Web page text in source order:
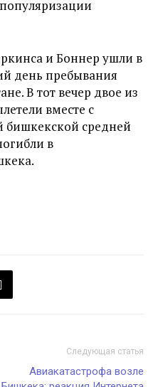
и Боннер ушли в
день пребывания
В тот вечер двое из
вместе с
бишкекской средней
в
Следующая статья
Авиакатастрофа возле